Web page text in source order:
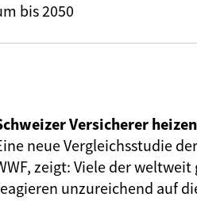
bis 2050
Versicherer
neue Vergleichsstudie
zeigt: Viele der
unzureichend auf